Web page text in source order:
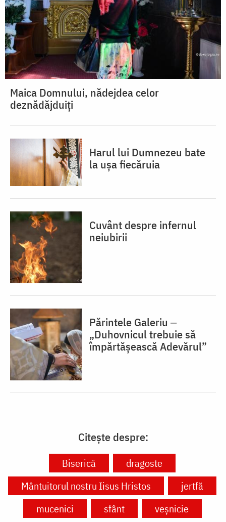
Maica Domnului, nădejdea celor
deznădăjduiți
Harul lui Dumnezeu bate
la ușa fiecăruia
Cuvânt despre infernul
neiubirii
Părintele Galeriu ‒
„Duhovnicul trebuie să
împărtășească Adevărul”
Citește despre:
Biserică
dragoste
Mântuitorul nostru Iisus Hristos
jertfă
mucenici
sfânt
veșnicie